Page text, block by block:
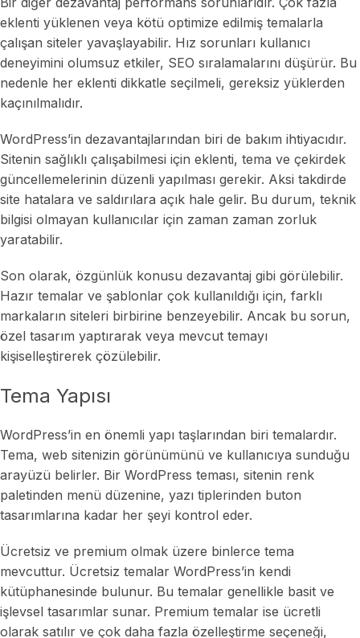
eklenti yüklenen veya kötü optimize edilmiş temalarla
çalışan siteler yavaşlayabilir. Hız sorunları kullanıcı
deneyimini olumsuz etkiler, SEO sıralamalarını düşürür. Bu
nedenle her eklenti dikkatle seçilmeli, gereksiz yüklerden
kaçınılmalıdır.
WordPress’in dezavantajlarından biri de bakım ihtiyacıdır.
Sitenin sağlıklı çalışabilmesi için eklenti, tema ve çekirdek
güncellemelerinin düzenli yapılması gerekir. Aksi takdirde
site hatalara ve saldırılara açık hale gelir. Bu durum, teknik
bilgisi olmayan kullanıcılar için zaman zaman zorluk
yaratabilir.
Son olarak, özgünlük konusu dezavantaj gibi görülebilir.
Hazır temalar ve şablonlar çok kullanıldığı için, farklı
markaların siteleri birbirine benzeyebilir. Ancak bu sorun,
özel tasarım yaptırarak veya mevcut temayı
kişiselleştirerek çözülebilir.
Tema Yapısı
WordPress’in en önemli yapı taşlarından biri temalardır.
Tema, web sitenizin görünümünü ve kullanıcıya sunduğu
arayüzü belirler. Bir WordPress teması, sitenin renk
paletinden menü düzenine, yazı tiplerinden buton
tasarımlarına kadar her şeyi kontrol eder.
Ücretsiz ve premium olmak üzere binlerce tema
mevcuttur. Ücretsiz temalar WordPress’in kendi
kütüphanesinde bulunur. Bu temalar genellikle basit ve
işlevsel tasarımlar sunar. Premium temalar ise ücretli
olarak satılır ve çok daha fazla özelleştirme seçeneği,